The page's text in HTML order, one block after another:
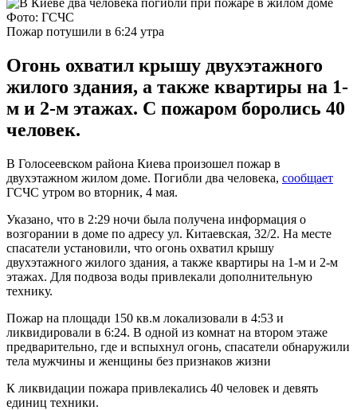
Фото: ГСЧС
Пожар потушили в 6:24 утра
Огонь охватил крышу двухэтажного
жилого здания, а также квартиры на 1-
м и 2-м этажах. С пожаром боролись 40
человек.
В Голосеевском района Киева произошел пожар в
двухэтажном жилом доме. Погибли два человека, сообщает
ГСЧС утром во вторник, 4 мая.
Указано, что в 2:29 ночи была получена информация о
возгорании в доме по адресу ул. Китаевская, 32/2. На месте
спасатели установили, что огонь охватил крышу
двухэтажного жилого здания, а также квартиры на 1-м и 2-м
этажах. Для подвоза воды привлекали дополнительную
технику.
Пожар на площади 150 кв.м локализовали в 4:53 и
ликвидировали в 6:24. В одной из комнат на втором этаже
предварительно, где и вспыхнул огонь, спасатели обнаружили
тела мужчины и женщины без признаков жизни
К ликвидации пожара привлекались 40 человек и девять
единиц техники.